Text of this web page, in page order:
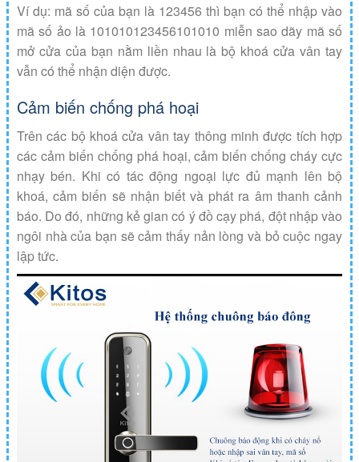
Ví dụ: mã số của bạn là 123456 thì bạn có thể nhập vào
mã số ảo là 101010123456101010 miễn sao dãy mã số
mở cửa của bạn nằm liền nhau là bộ khoá cửa vân tay
vẫn có thể nhận diện được.
Cảm biến chống phá hoại
Trên các bộ khoá cửa vân tay thông minh được tích hợp
các cảm biến chống phá hoại, cảm biến chống cháy cực
nhạy bén. Khi có tác động ngoại lực đủ mạnh lên bộ
khoá, cảm biến sẽ nhận biết và phát ra âm thanh cảnh
báo. Do đó, những kẻ gian có ý đồ cạy phá, đột nhập vào
ngôi nhà của bạn sẽ cảm thấy nản lòng và bỏ cuộc ngay
lập tức.